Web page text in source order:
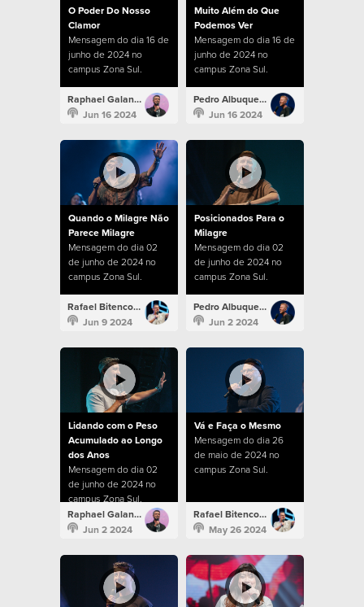
O Poder Do Nosso
Clamor
Mensagem do dia 16 de
junho de 2024 no
campus Zona Sul.
Raphael Galante
Jun 16 2024
Muito Além do Que
Podemos Ver
Mensagem do dia 16 de
junho de 2024 no
campus Zona Sul.
Pedro Albuquerque
Jun 16 2024
Quando o Milagre Não
Parece Milagre
Mensagem do dia 02
de junho de 2024 no
campus Zona Sul.
Rafael Bitencourt
Jun 9 2024
Posicionados Para o
Milagre
Mensagem do dia 02
de junho de 2024 no
campus Zona Sul.
Pedro Albuquerque
Jun 2 2024
Lidando com o Peso
Acumulado ao Longo
dos Anos
Mensagem do dia 02
de junho de 2024 no
campus Zona Sul.
Raphael Galante
Jun 2 2024
Vá e Faça o Mesmo
Mensagem do dia 26
de maio de 2024 no
campus Zona Sul.
Rafael Bitencourt
May 26 2024